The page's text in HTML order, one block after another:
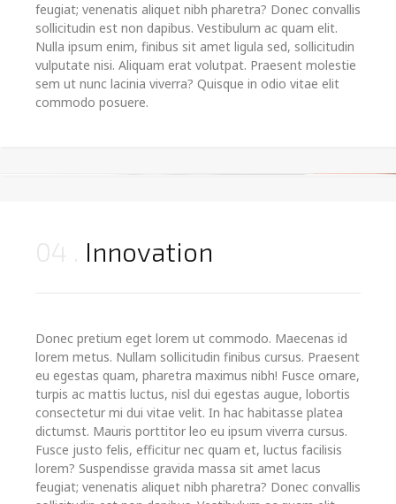
feugiat; venenatis aliquet nibh pharetra? Donec convallis
sollicitudin est non dapibus. Vestibulum ac quam elit.
Nulla ipsum enim, finibus sit amet ligula sed, sollicitudin
vulputate nisi. Aliquam erat volutpat. Praesent molestie
sem ut nunc lacinia viverra? Quisque in odio vitae elit
commodo posuere.
Innovation
Donec pretium eget lorem ut commodo. Maecenas id
lorem metus. Nullam sollicitudin finibus cursus. Praesent
eu egestas quam, pharetra maximus nibh! Fusce ornare,
turpis ac mattis luctus, nisl dui egestas augue, lobortis
consectetur mi dui vitae velit. In hac habitasse platea
dictumst. Mauris porttitor leo eu ipsum viverra cursus.
Fusce justo felis, efficitur nec quam et, luctus facilisis
lorem? Suspendisse gravida massa sit amet lacus
feugiat; venenatis aliquet nibh pharetra? Donec convallis